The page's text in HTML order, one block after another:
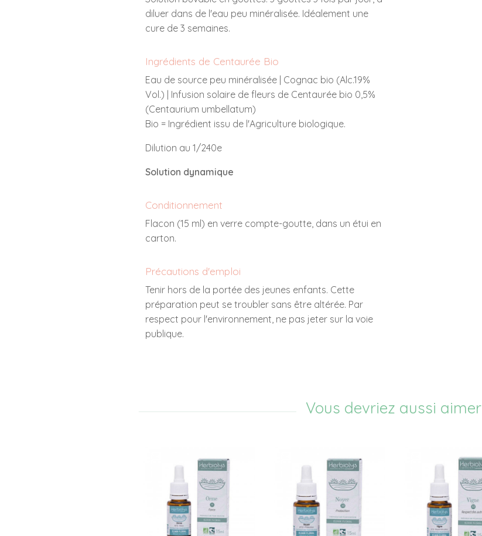
diluer dans de l'eau peu minéralisée. Idéalement une
cure de 3 semaines.
Ingrédients de Centaurée Bio
Eau de source peu minéralisée | Cognac bio (Alc.19%
Vol.) | Infusion solaire de fleurs de Centaurée bio 0,5%
(Centaurium umbellatum)
Bio = Ingrédient issu de l'Agriculture biologique.
Dilution au 1/240e
Solution dynamique
Conditionnement
Flacon (15 ml) en verre compte-goutte, dans un étui en
carton.
Précautions d'emploi
Tenir hors de la portée des jeunes enfants. Cette
préparation peut se troubler sans être altérée. Par
respect pour l'environnement, ne pas jeter sur la voie
publique.
Vous devriez aussi aimer